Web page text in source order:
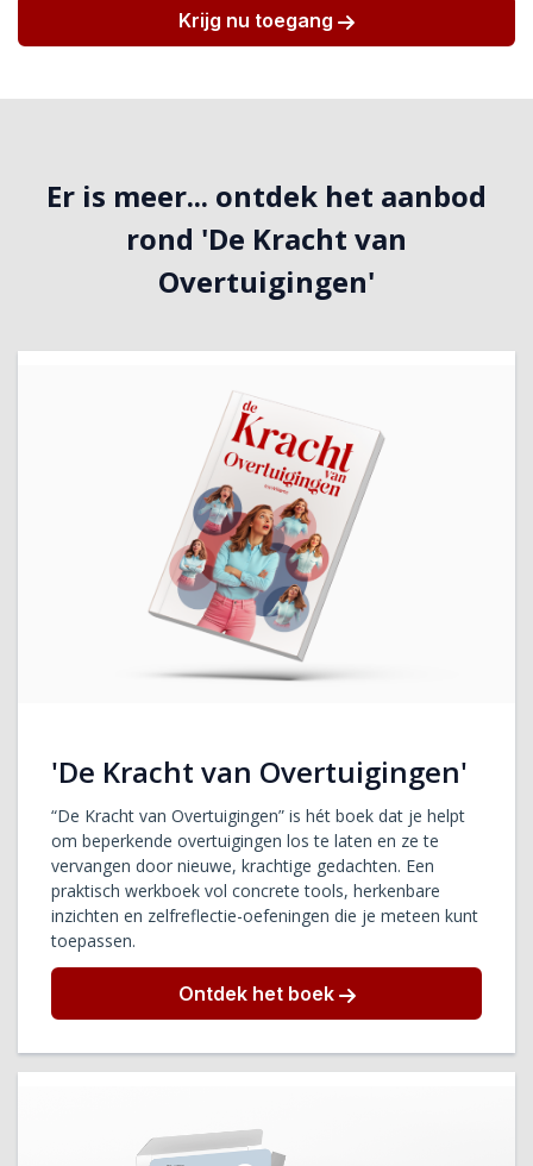
Krijg nu toegang
Er is meer... ontdek het aanbod
rond 'De Kracht van
Overtuigingen'
'De Kracht van Overtuigingen'
“De Kracht van Overtuigingen” is hét boek dat je helpt
om beperkende overtuigingen los te laten en ze te
vervangen door nieuwe, krachtige gedachten. Een
praktisch werkboek vol concrete tools, herkenbare
inzichten en zelfreflectie-oefeningen die je meteen kunt
toepassen.
Ontdek het boek